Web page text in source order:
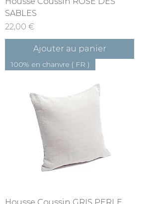
SABLES
Prix
22,00 €
Ajouter au panier
100% en chanvre ( FR )
Housse Coussin GRIS PERLE